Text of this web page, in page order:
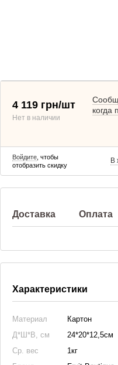
4 119 грн/шт
Нет в наличии
когда
Войдите , чтобы
отобразить скидку
В
Доставка Оплата
Характеристики
Материал
Картон
Д*Ш*В, см
24*20*12,5см
Ср. вес
1кг